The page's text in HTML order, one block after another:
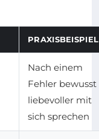
PRAXISBEISPIEL
Nach einem
Fehler bewusst
liebevoller mit
sich sprechen